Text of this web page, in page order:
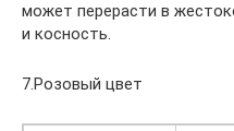
может перерасти в
и косность.
7.Розовый цвет